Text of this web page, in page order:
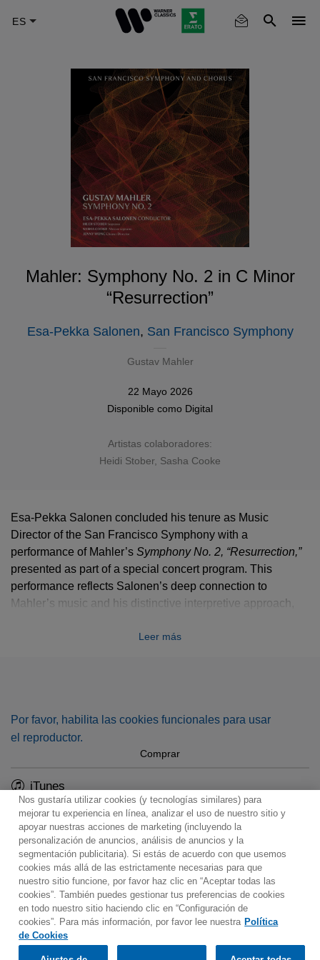
Mahler: Symphony No. 2 in C Minor
“Resurrection”
Esa-Pekka Salonen, San Francisco Symphony
Gustav Mahler
22 Mayo 2026
Disponible como Digital
Artistas colaboradores:
Heidi Stober, Sasha Cooke
Esa-Pekka Salonen concluded his tenure as Music
Director of the San Francisco Symphony with a
performance of Mahler’s Symphony No. 2, “Resurrection,”
presented as part of a special concert program. This
performance reflects Salonen’s deep connection to
Mahler’s music and his distinctive interpretive approach,
release stands as a signature digital project for both
Leer más
Por favor, habilita las cookies funcionales para usar
el reproductor.
Comprar
iTunes
Contacto Boletin informativo
Términos de Uso
Política de Privacidad
Mapa web
Política de cookies
Ajustes de Cookies
Would you prefer to visit our website in English?
Nos gustaría utilizar cookies (y tecnologías similares) para
mejorar tu experiencia en línea, analizar el uso de nuestro sitio y
apoyar nuestras acciones de marketing (incluyendo la
personalización de anuncios, análisis de anuncios y la
segmentación publicitaria). Si estás de acuerdo con que usemos
cookies más allá de las estrictamente necesarias para que
nuestro sitio funcione, por favor haz clic en “Aceptar todas las
cookies”. También puedes gestionar tus preferencias de cookies
en todo nuestro sitio haciendo clic en “Configuración de
cookies”. Para más información, por favor lee nuestra Política
de Cookies